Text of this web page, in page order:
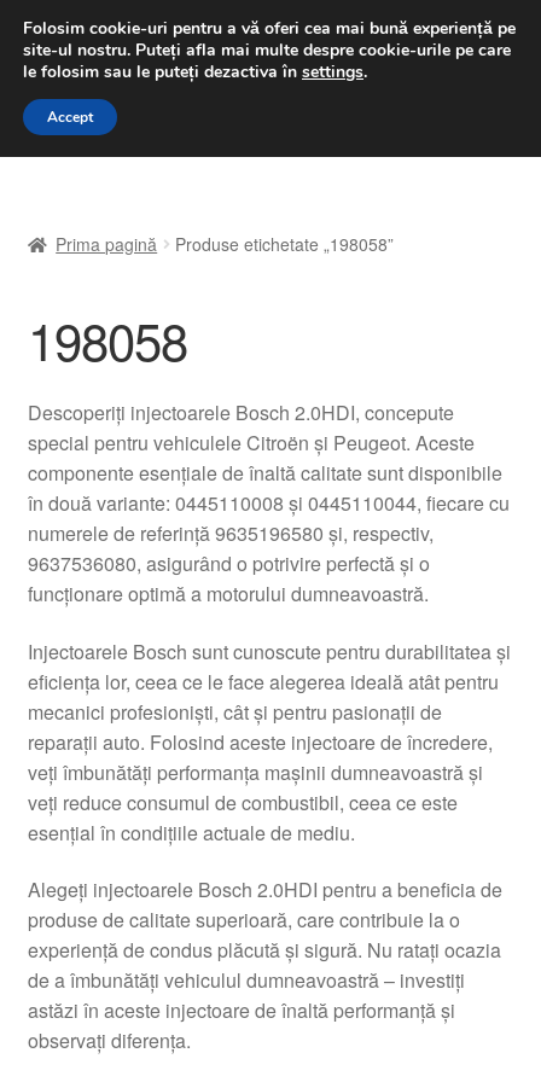
LIVRARE de la 33 lei
luni-vineri 9 a.m. - 4 p.m.031 229 6816
Sari
Sari
A lua legatura
Contul meu
Despre noi
Finalizare comandă
Livrare
Livrare în toată lumea
Plângere
Plățile
Politică de confidențialitate
Procedura de reclamație
Termeni si conditii
Prima pagină Produse etichetate „198058”
198058
Descoperiți injectoarele Bosch 2.0HDI, concepute
special pentru vehiculele Citroën și Peugeot. Aceste
componente esențiale de înaltă calitate sunt disponibile
în două variante: 0445110008 și 0445110044, fiecare cu
numerele de referință 9635196580 și, respectiv,
9637536080, asigurând o potrivire perfectă și o
funcționare optimă a motorului dumneavoastră.
Injectoarele Bosch sunt cunoscute pentru durabilitatea și
eficiența lor, ceea ce le face alegerea ideală atât pentru
mecanici profesioniști, cât și pentru pasionații de
reparații auto. Folosind aceste injectoare de încredere,
veți îmbunătăți performanța mașinii dumneavoastră și
veți reduce consumul de combustibil, ceea ce este
esențial în condițiile actuale de mediu.
Alegeți injectoarele Bosch 2.0HDI pentru a beneficia de
produse de calitate superioară, care contribuie la o
experiență de condus plăcută și sigură. Nu ratați ocazia
de a îmbunătăți vehiculul dumneavoastră – investiți
astăzi în aceste injectoare de înaltă performanță și
observați diferența.
Folosim cookie-uri pentru a vă oferi cea mai bună experiență pe
site-ul nostru. Puteți afla mai multe despre cookie-urile pe care
le folosim sau le puteți dezactiva în settings.
Accept